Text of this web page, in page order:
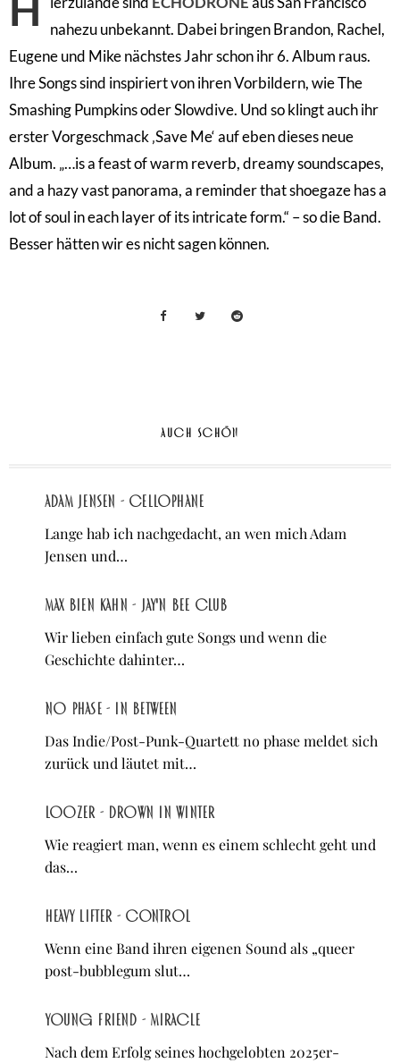
nahezu unbekannt. Dabei bringen Brandon, Rachel,
Eugene und Mike nächstes Jahr schon ihr 6. Album raus.
Ihre Songs sind inspiriert von ihren Vorbildern, wie The
Smashing Pumpkins oder Slowdive. Und so klingt auch ihr
erster Vorgeschmack ‚Save Me‘ auf eben dieses neue
Album. „…is a feast of warm reverb, dreamy soundscapes,
and a hazy vast panorama, a reminder that shoegaze has a
lot of soul in each layer of its intricate form.“ – so die Band.
Besser hätten wir es nicht sagen können.
AUCH SCHÖN
Adam Jensen - Cellophane
Lange hab ich nachgedacht, an wen mich Adam
Jensen und…
Max Bien Kahn - Jay'n Bee Club
Wir lieben einfach gute Songs und wenn die
Geschichte dahinter…
no phase - in between
Das Indie/Post-Punk-Quartett no phase meldet sich
zurück und läutet mit…
loozer - drown in winter
Wie reagiert man, wenn es einem schlecht geht und
das…
Heavy Lifter - control
Wenn eine Band ihren eigenen Sound als „queer
post-bubblegum slut…
young friend - Miracle
Nach dem Erfolg seines hochgelobten 2025er-